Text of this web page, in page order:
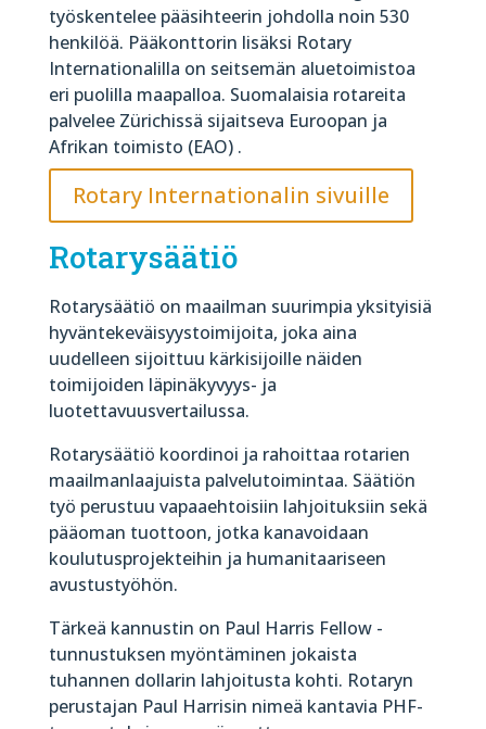
työskentelee pääsihteerin johdolla noin 530
henkilöä. Pääkonttorin lisäksi Rotary
Internationalilla on seitsemän aluetoimistoa
eri puolilla maapalloa. Suomalaisia rotareita
palvelee Zürichissä sijaitseva Euroopan ja
Afrikan toimisto (EAO) .
Rotary Internationalin sivuille
Rotarysäätiö
Rotarysäätiö on maailman suurimpia yksityisiä
hyväntekeväisyystoimijoita, joka aina
uudelleen sijoittuu kärkisijoille näiden
toimijoiden läpinäkyvyys- ja
luotettavuusvertailussa.
Rotarysäätiö koordinoi ja rahoittaa rotarien
maailmanlaajuista palvelutoimintaa. Säätiön
työ perustuu vapaaehtoisiin lahjoituksiin sekä
pääoman tuottoon, jotka kanavoidaan
koulutusprojekteihin ja humanitaariseen
avustustyöhön.
Tärkeä kannustin on Paul Harris Fellow -
tunnustuksen myöntäminen jokaista
tuhannen dollarin lahjoitusta kohti. Rotaryn
perustajan Paul Harrisin nimeä kantavia PHF-